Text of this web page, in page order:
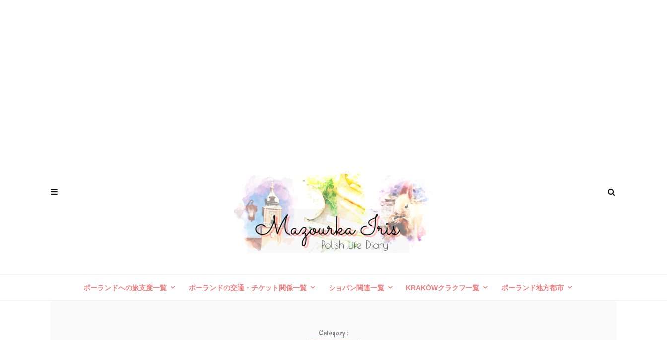
ポーランドへの旅支度一覧 ポーランドの交通・チケット関係一覧 ショパン関連一覧 KRAKÓWクラクフ一覧 ポーランド地方都市
Category :